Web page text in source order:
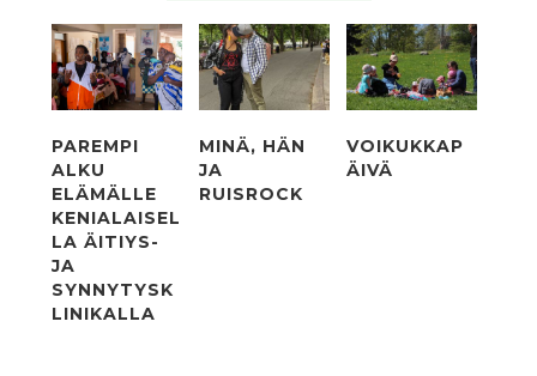
PAREMPI
ALKU
ELÄMÄLLE
KENIALAISEL
LA ÄITIYS-
JA
SYNNYTYSK
LINIKALLA
MINÄ, HÄN
JA
RUISROCK
VOIKUKKAP
ÄIVÄ